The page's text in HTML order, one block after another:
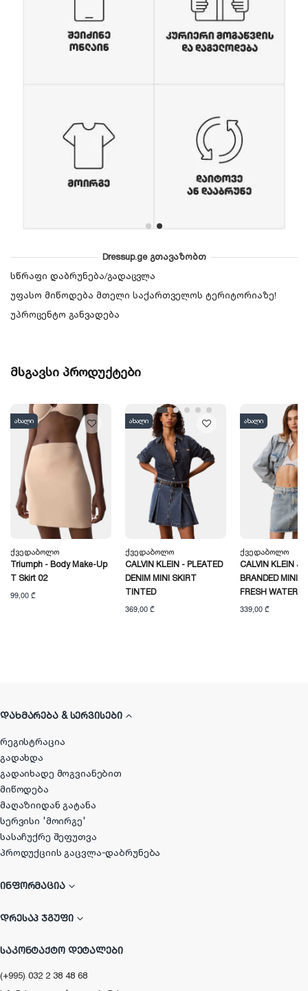
Dressup.ge გთავაზობთ
სწრაფი დაბრუნება/გადაცვლა
უფასო მიწოდება მთელი საქართველოს ტერიტორიაზე!
უპროცენტო განვადება
მსგავსი პროდუქტები
ახალი
Ქვედაბოლო
Triumph - Body Make-Up
T Skirt 02
99,00 ₾
ახალი
Ქვედაბოლო
CALVIN KLEIN - PLEATED
DENIM MINI SKIRT
TINTED
369,00 ₾
ახალი
Ქვედაბოლო
CALVIN KLEIN
BRANDED MINI
FRESH WATER
339,00 ₾
ᲓᲐᲮᲛᲐᲠᲔᲑᲐ & ᲡᲔᲠᲕᲘᲡᲔᲑᲘ
რეგისტრაცია
გადახდა
გადაიხადე მოგვიანებით
მიწოდება
მაღაზიიდან გატანა
სერვისი 'მოირგე'
სასაჩუქრე შეფუთვა
პროდუქციის გაცვლა-დაბრუნება
ᲘᲜᲤᲝᲠᲛᲐᲪᲘᲐ
ᲓᲠᲔᲡᲐᲞ ᲯᲒᲣᲤᲘ
ᲡᲐᲙᲝᲜᲢᲐᲥᲢᲝ ᲓᲔᲢᲐᲚᲔᲑᲘ
(+995) 032 2 38 48 68